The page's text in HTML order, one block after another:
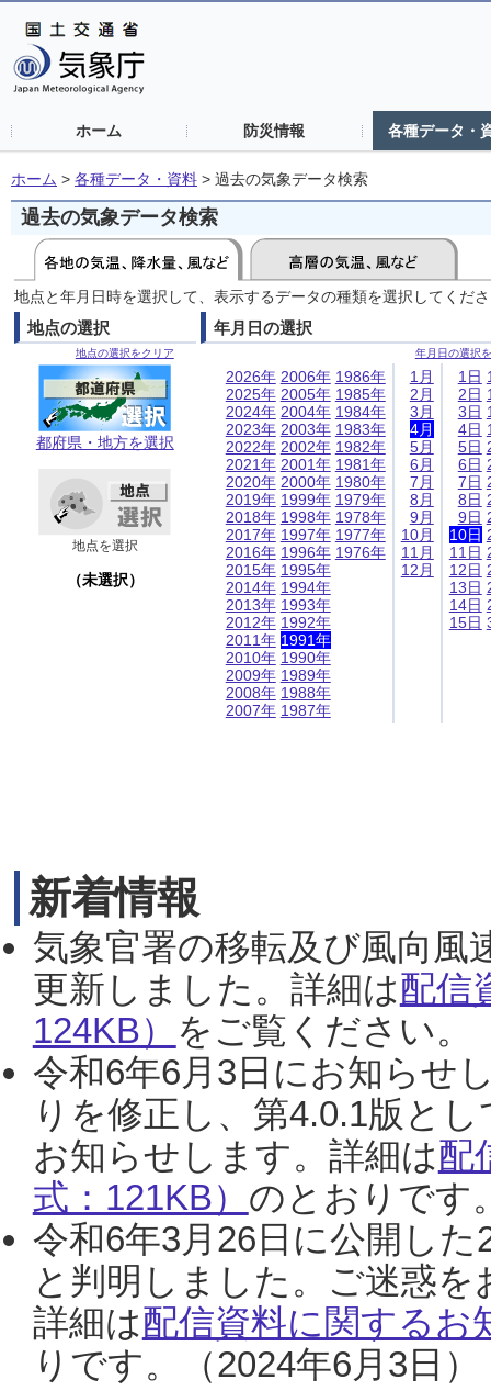
ホーム 防災情報 各種データ・
ホーム > 各種データ・資料 > 過去の気象データ検索
過去の気象データ検索
地点と年月日時を選択して、表示するデータの種類を選択してくだ
地点の選択
地点の選択をクリア
都府県・地方を選択
地点を選択
（未選択）
年月日の選択
年月日の選択
2026年
2025年
2024年
2023年
2022年
2021年
2020年
2019年
2018年
2017年
2016年
2015年
2014年
2013年
2012年
2011年
2010年
2009年
2008年
2007年
2006年
2005年
2004年
2003年
2002年
2001年
2000年
1999年
1998年
1997年
1996年
1995年
1994年
1993年
1992年
1991年
1990年
1989年
1988年
1987年
1986年
1985年
1984年
1983年
1982年
1981年
1980年
1979年
1978年
1977年
1976年
1月
2月
3月
4月
5月
6月
7月
8月
9月
10月
11月
12月
1日
2日
3日
4日
5日
6日
7日
8日
9日
10日
11日
12日
13日
14日
15日
新着情報
気象官署の移転及び風向風
更新しました。詳細は配信
124KB） をご覧ください。
令和6年6月3日にお知らせ
りを修正し、第4.0.1版と
お知らせします。詳細は配
式：121KB） のとおりです
令和6年3月26日に公開し
と判明しました。ご迷惑
詳細は配信資料に関するお
りです。（2024年6月3日）